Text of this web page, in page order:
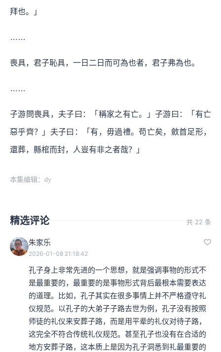
拜也。」
……
喪具，君子恥具，一日二日而可為也者，君子弗為也。
……
子游問喪具，夫子曰：「稱家之有亡。」子游曰：「有亡
惡乎齊？」夫子曰：「有，毋過禮。苟亡矣，斂首足形，
還葬，縣棺而封，人豈有非之者哉？」
本集编辑：dy
精选评论 共 22 条
朱家乐
2026-01-08 21:18:42
孔子身上非常先进的一个思想，就是强调事物的形式不
是最重要的，最重要的是事物形式背后最根本需要表达
的道理。比如，孔子其实在很多事情上并不严格遵守礼
仪规范。以孔子的大弟子子路去世为例，孔子没有按照
师徒的礼仪来安葬子路，而是用平辈的礼仪对待子路，
这完全不符合传统礼仪规范。甚至孔子也没有在合适的
地方安葬子路，这本质上是因为孔子洞悉到礼最重要的